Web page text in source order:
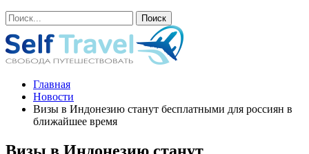
Главная
Новости
Визы в Индонезию станут бесплатными для россиян в
ближайшее время